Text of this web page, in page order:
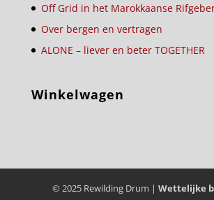
Off Grid in het Marokkaanse
Over bergen en vertragen
ALONE – liever en beter TOGETHER
Winkelwagen
© 2025 Rewilding Drum |Wettelijke